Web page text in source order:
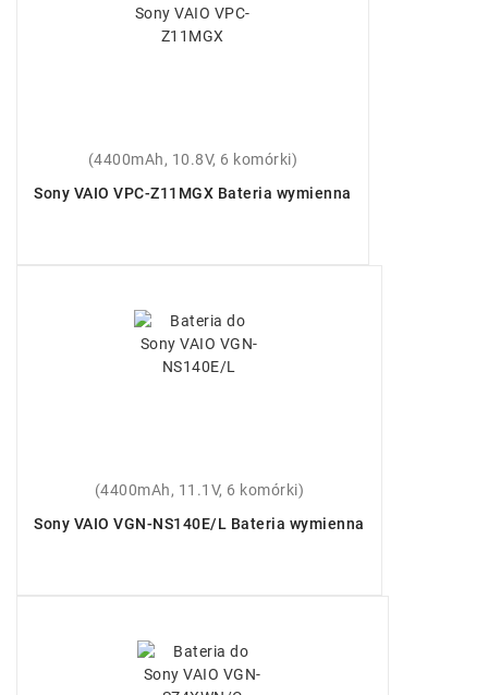
(4400mAh, 10.8V, 6 komórki)
Sony VAIO VPC-Z11MGX Bateria wymienna
(4400mAh, 11.1V, 6 komórki)
Sony VAIO VGN-NS140E/L Bateria wymienna